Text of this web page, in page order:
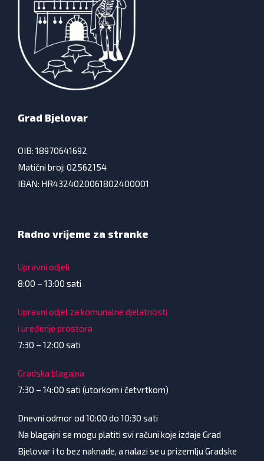
Grad Bjelovar
OIB: 18970641692
Matični broj: 02562154
IBAN: HR4324020061802400001
Radno vrijeme za stranke
Upravni odjeli
8:00 – 13:00 sati
Upravni odjel za komunalne djelatnosti
i uređenje prostora
7:30 – 12:00 sati
Gradska blagajna
7:30 – 14:00 sati (utorkom i četvrtkom)
Dnevni odmor od 10:00 do 10:30 sati
Na blagajni se mogu platiti svi računi koje izdaje Grad
Bjelovar i to bez naknade, a nalazi se u prizemlju Gradske